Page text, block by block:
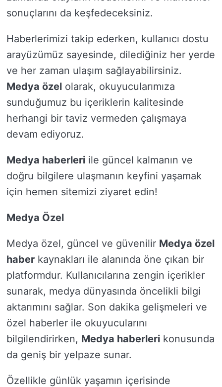
sonuçlarını da keşfedeceksiniz.
Haberlerimizi takip ederken, kullanıcı dostu
arayüzümüz sayesinde, dilediğiniz her yerde
ve her zaman ulaşım sağlayabilirsiniz.
Medya özel olarak, okuyucularımıza
sunduğumuz bu içeriklerin kalitesinde
herhangi bir taviz vermeden çalışmaya
devam ediyoruz.
Medya haberleri ile güncel kalmanın ve
doğru bilgilere ulaşmanın keyfini yaşamak
için hemen sitemizi ziyaret edin!
Medya Özel
Medya özel, güncel ve güvenilir Medya özel
haber kaynakları ile alanında öne çıkan bir
platformdur. Kullanıcılarına zengin içerikler
sunarak, medya dünyasında öncelikli bilgi
aktarımını sağlar. Son dakika gelişmeleri ve
özel haberler ile okuyucularını
bilgilendirirken, Medya haberleri konusunda
da geniş bir yelpaze sunar.
Özellikle günlük yaşamın içerisinde